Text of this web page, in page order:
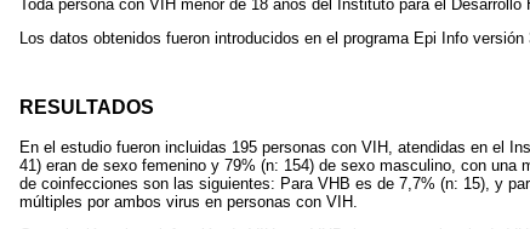
Toda persona con VIH menor de 18 años del Instituto para el Desarrollo
Los datos obtenidos fueron introducidos en el programa Epi Info
RESULTADOS
En el estudio fueron incluidas 195 personas con VIH, atendidas en el
41) eran de sexo femenino y 79% (n: 154) de sexo masculino, con una
de coinfecciones son las siguientes: Para VHB es de 7,7% (n: 15), y
múltiples por ambos virus en personas con VIH.